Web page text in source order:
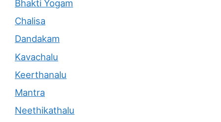
Bhakti Yogam
Chalisa
Dandakam
Kavachalu
Keerthanalu
Mantra
Neethikathalu